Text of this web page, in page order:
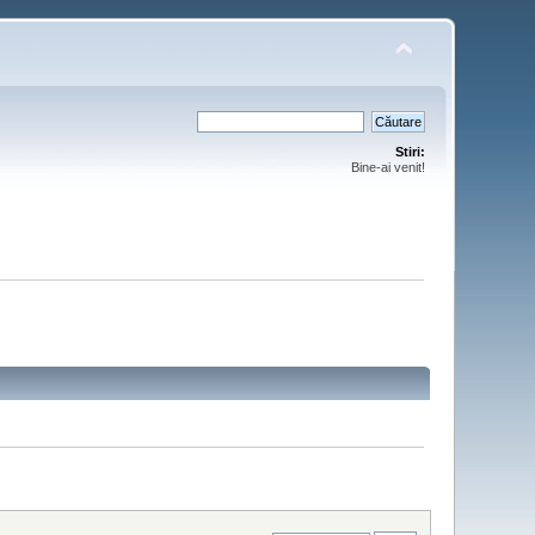
Stiri:
Bine-ai venit!